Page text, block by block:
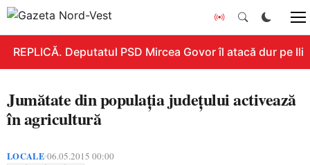
REPLICĂ. Deputatul PSD Mircea Govor îl atacă dur pe
Jumătate din populaţia judeţului activează
în agricultură
LOCALE•06.05.2015 00:00